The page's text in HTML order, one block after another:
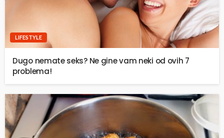
LIFESTYLE
Dugo nemate seks? Ne gine vam neki od ovih 7
problema!